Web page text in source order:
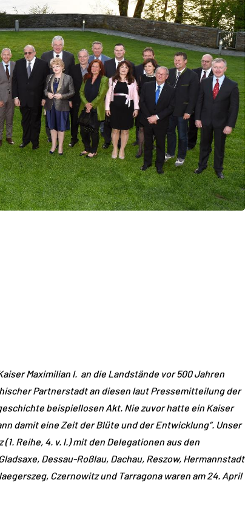
Maximilian I. an die Landstände vor 500 Jahren
Partnerstadt an diesen laut Pressemitteilung der
beispiellosen Akt. Nie zuvor hatte ein Kaiser
damit eine Zeit der Blüte und der Entwicklung“. Unser
Reihe, 4. v. l.) mit den Delegationen aus den
Dessau-Roßlau, Dachau, Reszow, Hermannstadt
Czernowitz und Tarragona waren am 24. April